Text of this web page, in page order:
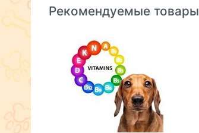
Рекомендуемые товары